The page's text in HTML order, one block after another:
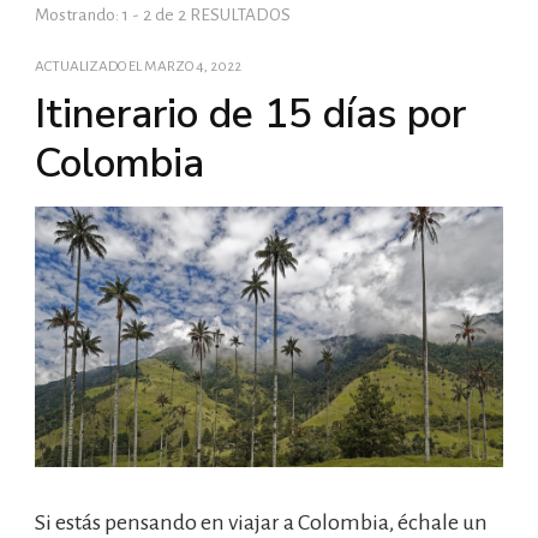
Mostrando: 1 - 2 de 2 RESULTADOS
ACTUALIZADO EL MARZO 4, 2022
Itinerario de 15 días por
Colombia
Si estás pensando en viajar a Colombia, échale un